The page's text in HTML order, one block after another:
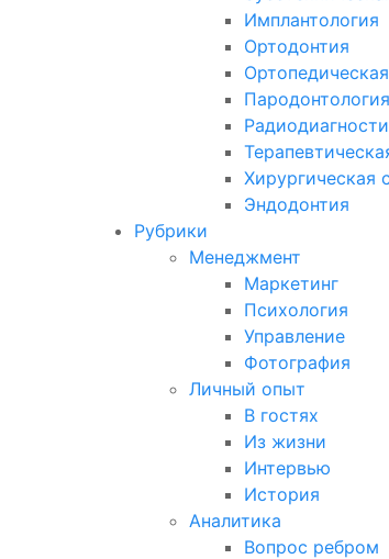
Имплантология
Ортодонтия
Пародонтология
Хирургическая
Эндодонтия
Рубрики
Менеджмент
Маркетинг
Психология
Управление
Фотография
Личный опыт
В гостях
Из жизни
Интервью
История
Аналитика
Вопрос ребром